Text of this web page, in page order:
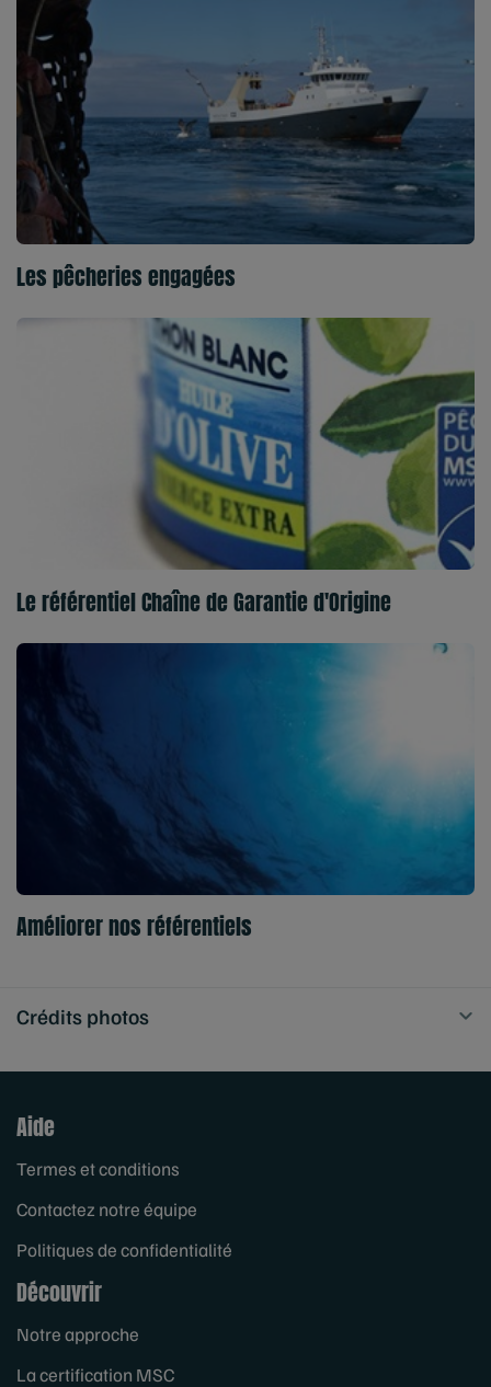
Les pêcheries engagées
Le référentiel Chaîne de Garantie d'Origine
Améliorer nos référentiels
Crédits photos
Aide
Termes et conditions
Contactez notre équipe
Politiques de confidentialité
Découvrir
Notre approche
La certification MSC